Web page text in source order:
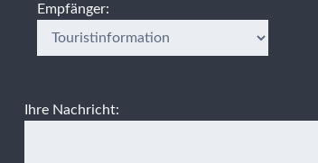
Empfänger:
Ihre Nachricht: